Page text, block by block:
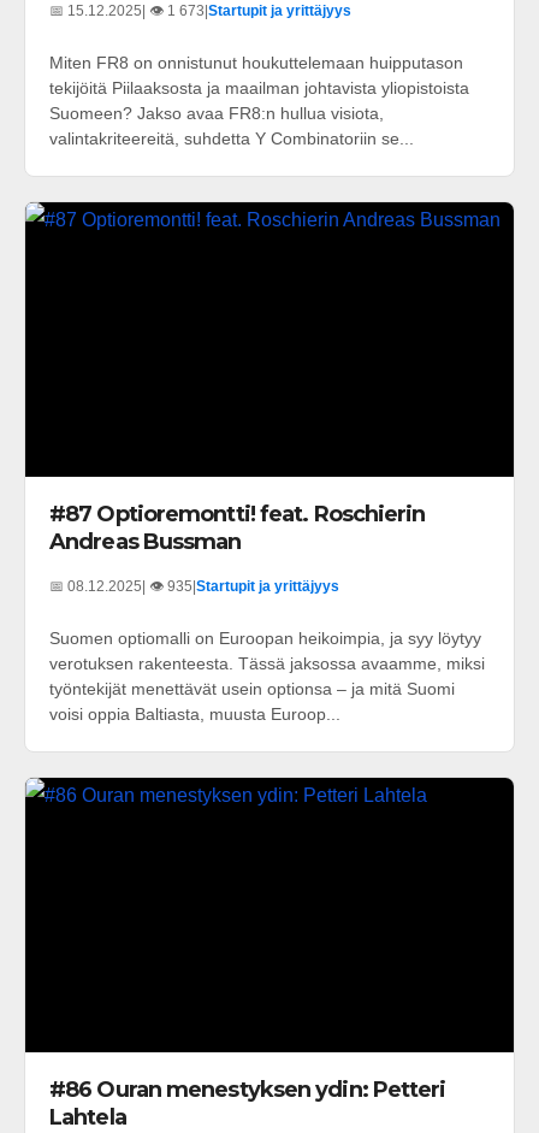
📅 15.12.2025| 👁️ 1 673|Startupit ja yrittäjyys
Miten FR8 on onnistunut houkuttelemaan huipputason
tekijöitä Piilaaksosta ja maailman johtavista yliopistoista
Suomeen? Jakso avaa FR8:n hullua visiota,
valintakriteereitä, suhdetta Y Combinatoriin se...
#87 Optioremontti! feat. Roschierin
Andreas Bussman
📅 08.12.2025 | 👁️ 935 Startupit ja yrittäjyys
Suomen optiomalli on Euroopan heikoimpia, ja syy löytyy
verotuksen rakenteesta. Tässä jaksossa avaamme, miksi
työntekijät menettävät usein optionsa – ja mitä Suomi
voisi oppia Baltiasta, muusta Euroop...
#86 Ouran menestyksen ydin: Petteri
Lahtela